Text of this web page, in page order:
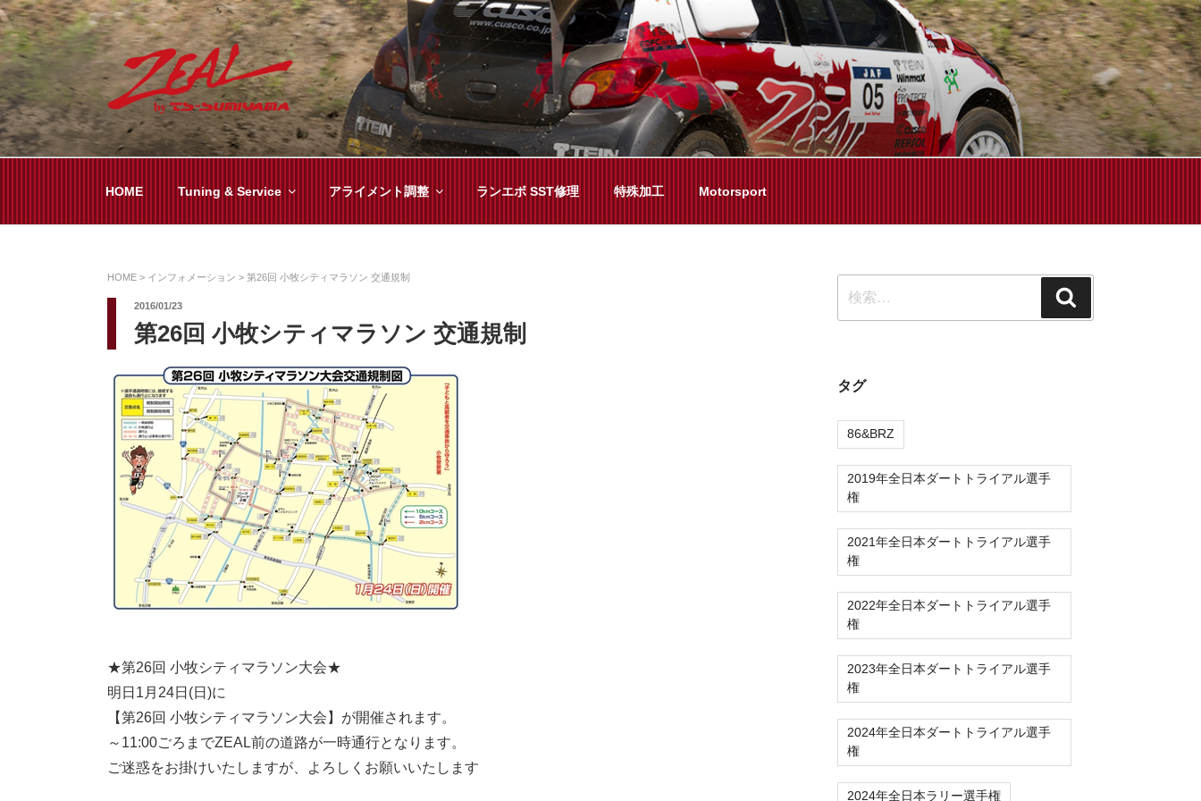
コ
ン
テ
ン
ツ
へ
ス
ZEAL BY TS-SUMIYAMA
オイル交換や車検といった日常メンテから各種チューニングまで、車に関することならジャンルフリーでお任せください!
HOME Tuning & Service アライメント調整 ランエボ SST修理 特殊加工 Motorsport
HOME > インフォメーション > 第26回 小牧シティマラソン 交通規制
2016/01/23
第26回 小牧シティマラソン 交通規制
★第26回 小牧シティマラソン大会★
明日1月24日(日)に
【第26回 小牧シティマラソン大会】が開催されます。
～11:00ごろまでZEAL前の道路が一時通行となります。
ご迷惑をお掛けいたしますが、よろしくお願いいたします
索:
索
タグ
86&BRZ
2019年全日本ダートトライアル選手
権
2021年全日本ダートトライアル選手
権
2022年全日本ダートトライアル選手
権
2023年全日本ダートトライアル選手
権
2024年全日本ダートトライアル選手
権
2024年全日本ラリー選手権